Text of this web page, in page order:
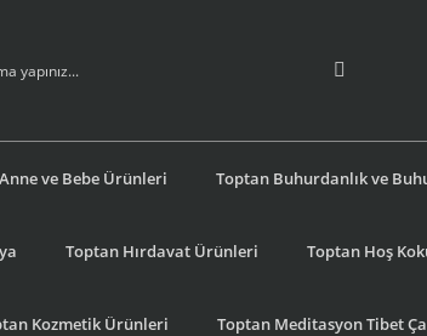
ve Bebe Ürünleri Toptan Buhurdanlık ve
Toptan Hırdavat Ürünleri Toptan Hoş
Kozmetik Ürünleri Toptan Meditasyon Tibet